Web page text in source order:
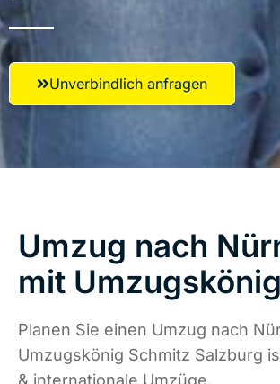
Unverbindlich anfragen
Umzug nach
mit
Planen Sie einen Umzug nach
Umzugskönig Schmitz Salzburg
& internationale Umzüge.